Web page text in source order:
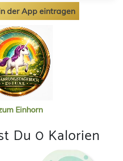
der App eintragen
Einhorn
Du 0 Kalorien